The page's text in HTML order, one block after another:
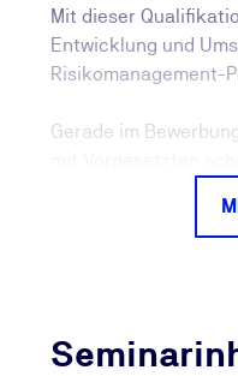
Mit dieser
Entwicklung und
Risikomanagement-
Gerade im
überwacht die